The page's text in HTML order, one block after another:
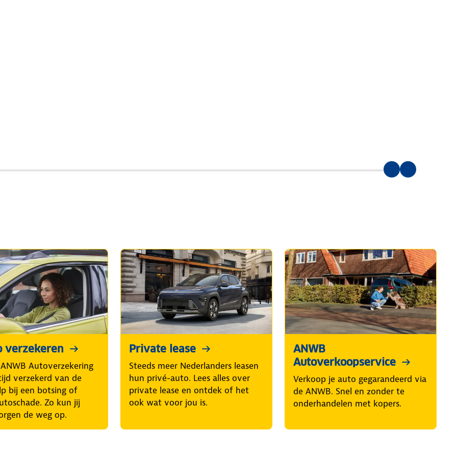
verzekeren
Autoverzekering
verzekerd van de
bij een botsing of
Zo kun jij
de weg op.
Private lease
Steeds meer Nederlanders leasen
hun privé-auto. Lees alles over
private lease en ontdek of het
ook wat voor jou is.
ANWB
Autoverkoopservice
Verkoop je auto gegarandeerd via
de ANWB. Snel en zonder te
onderhandelen met kopers.